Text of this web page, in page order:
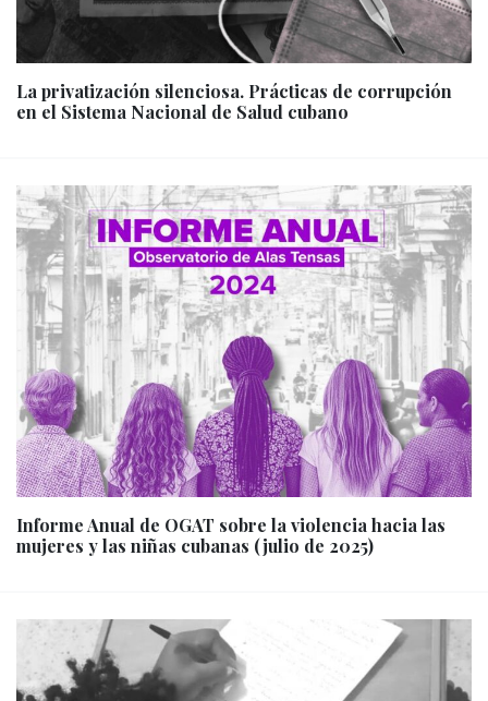
La privatización silenciosa. Prácticas de corrupción
en el Sistema Nacional de Salud cubano
Informe Anual de OGAT sobre la violencia hacia las
mujeres y las niñas cubanas (julio de 2025)